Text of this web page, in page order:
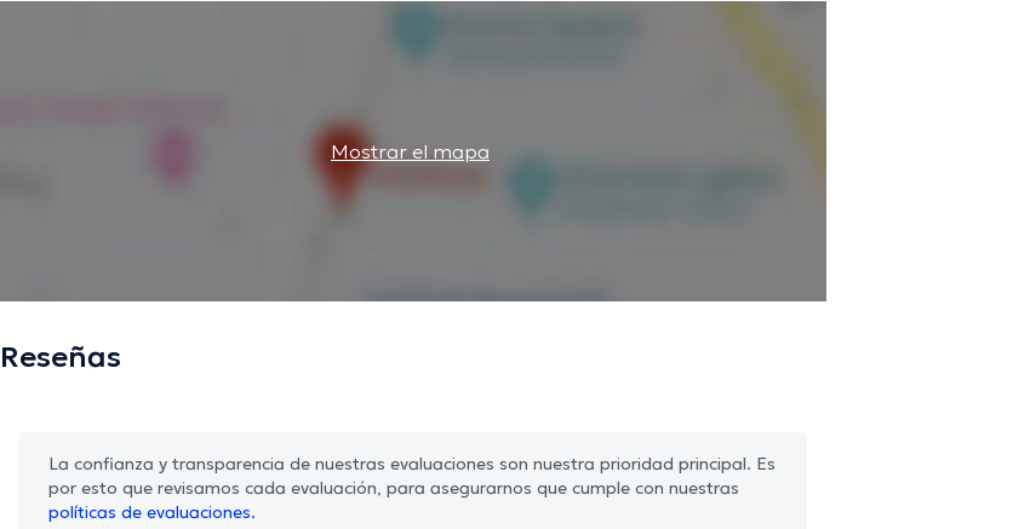
Mostrar el mapa
Reseñas
La confianza y transparencia de nuestras evaluaciones son nuestra prioridad principal. Es
por esto que revisamos cada evaluación, para asegurarnos que cumple con nuestras
políticas de evaluaciones.